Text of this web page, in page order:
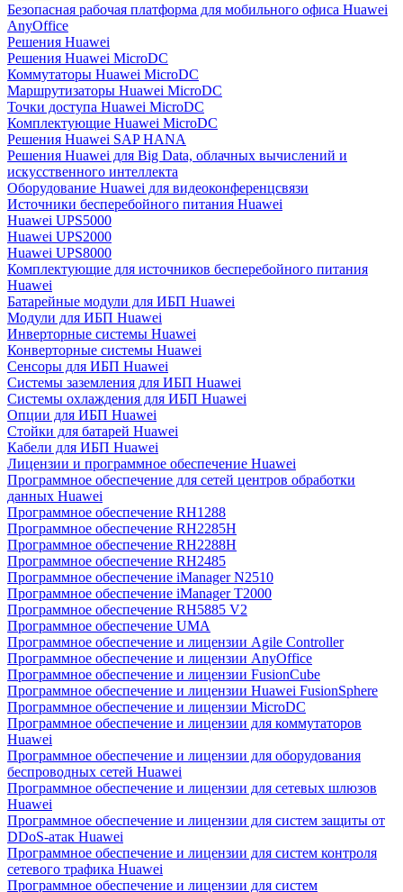
Безопасная рабочая платформа для мобильного офиса Huawei
AnyOffice
Решения Huawei
Решения Huawei MicroDC
Коммутаторы Huawei MicroDC
Маршрутизаторы Huawei MicroDC
Точки доступа Huawei MicroDC
Комплектующие Huawei MicroDC
Решения Huawei SAP HANA
Решения Huawei для Big Data, облачных вычислений и
искусственного интеллекта
Оборудование Huawei для видеоконференцсвязи
Источники бесперебойного питания Huawei
Huawei UPS5000
Huawei UPS2000
Huawei UPS8000
Комплектующие для источников бесперебойного питания
Huawei
Батарейные модули для ИБП Huawei
Модули для ИБП Huawei
Инверторные системы Huawei
Конверторные системы Huawei
Сенсоры для ИБП Huawei
Системы заземления для ИБП Huawei
Системы охлаждения для ИБП Huawei
Опции для ИБП Huawei
Стойки для батарей Huawei
Кабели для ИБП Huawei
Лицензии и программное обеспечение Huawei
Программное обеспечение для сетей центров обработки
данных Huawei
Программное обеспечение RH1288
Программное обеспечение RH2285H
Программное обеспечение RH2288H
Программное обеспечение RH2485
Программное обеспечение iManager N2510
Программное обеспечение iManager T2000
Программное обеспечение RH5885 V2
Программное обеспечение UMA
Программное обеспечение и лицензии Agile Controller
Программное обеспечение и лицензии AnyOffice
Программное обеспечение и лицензии FusionCube
Программное обеспечение и лицензии Huawei FusionSphere
Программное обеспечение и лицензии MicroDC
Программное обеспечение и лицензии для коммутаторов
Huawei
Программное обеспечение и лицензии для оборудования
беспроводных сетей Huawei
Программное обеспечение и лицензии для сетевых шлюзов
Huawei
Программное обеспечение и лицензии для систем защиты от
DDoS-атак Huawei
Программное обеспечение и лицензии для систем контроля
сетевого трафика Huawei
Программное обеспечение и лицензии для систем